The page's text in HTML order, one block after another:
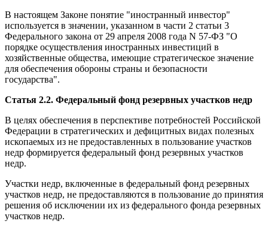
В настоящем Законе понятие "иностранный инвестор"
используется в значении, указанном в части 2 статьи 3
Федерального закона от 29 апреля 2008 года N 57-ФЗ "О
порядке осуществления иностранных инвестиций в
хозяйственные общества, имеющие стратегическое значение
для обеспечения обороны страны и безопасности
государства".
Статья 2.2. Федеральный фонд резервных участков недр
В целях обеспечения в перспективе потребностей Российской
Федерации в стратегических и дефицитных видах полезных
ископаемых из не предоставленных в пользование участков
недр формируется федеральный фонд резервных участков
недр.
Участки недр, включенные в федеральный фонд резервных
участков недр, не предоставляются в пользование до принятия
решения об исключении их из федерального фонда резервных
участков недр.